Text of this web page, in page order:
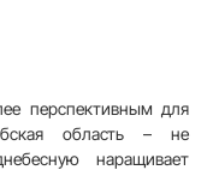
перспективным для
область – не
наращивает